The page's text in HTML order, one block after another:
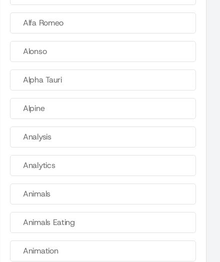
Alfa Romeo
Alonso
Alpha Tauri
Alpine
Analysis
Analytics
Animals
Animals Eating
Animation